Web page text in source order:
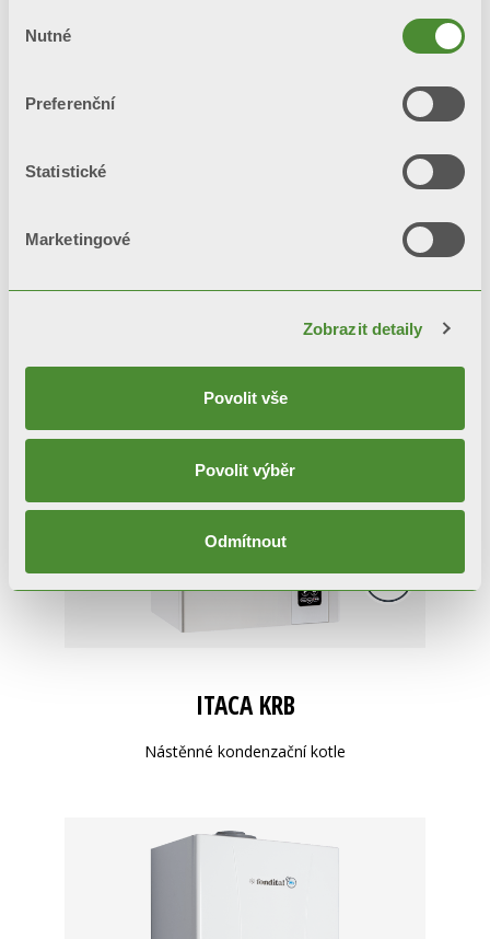
souhlasu
Nutné
Preferenční
Statistické
Marketingové
Zobrazit detaily
Povolit vše
Povolit výběr
Odmítnout
produkty
ITACA KRB
Nástěnné kondenzační kotle